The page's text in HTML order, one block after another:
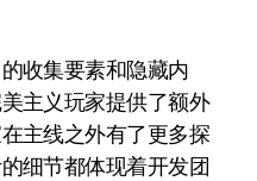
收集要素和隐藏内
主义玩家提供了额外
主线之外有了更多探
细节都体现着开发团